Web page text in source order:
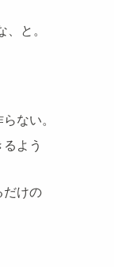
と。
ない。
よう
だけの